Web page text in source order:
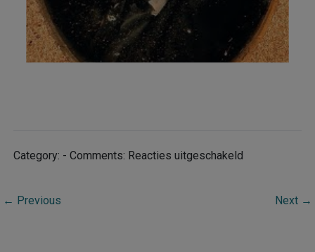
Category: - Comments: Reacties uitgeschakeldvoor
← Previous Next →